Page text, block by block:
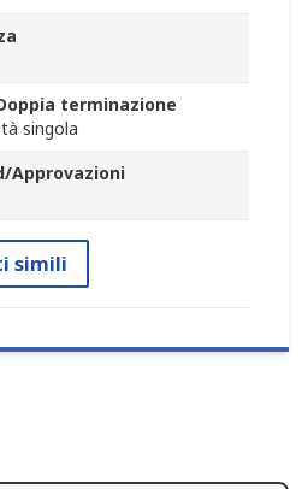
terminazione
singola
Approvazioni
simili